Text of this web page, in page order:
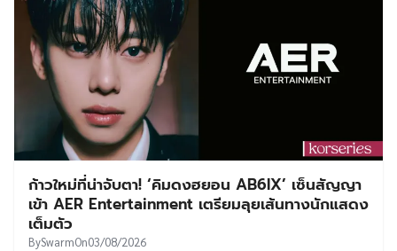
ก้าวใหม่ที่น่าจับตา! ‘คิมดงฮยอน AB6IX’ เซ็นสัญญา
เข้า AER Entertainment เตรียมลุยเส้นทางนักแสดง
เต็มตัว
BySwarmOn03/08/2026